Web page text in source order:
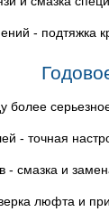
- подтяжка
более
- точная
- смазка и
люфта и